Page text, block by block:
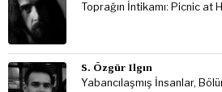
Toprağın İntikamı: Picnic at
S. Özgür Ilgın
Yabancılaşmış İnsanlar,